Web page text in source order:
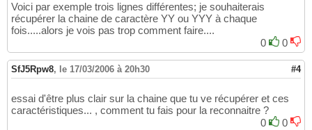
Voici par exemple trois lignes différentes; je souhaiterais
récupérer la chaine de caractère YY ou YYY à chaque
fois.....alors je vois pas trop comment faire....
0
0
SfJ5Rpw8, le 17/03/2006 à 20h30 #4
essai d'être plus clair sur la chaine que tu ve récupérer et ces
caractéristiques... , comment tu fais pour la reconnaitre ?
0
0